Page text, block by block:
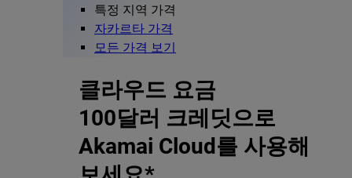
특정 지역 가격
자카르타 가격
모든 가격 보기
클라우드 요금
100달러 크레딧으로
Akamai Cloud를 사용해